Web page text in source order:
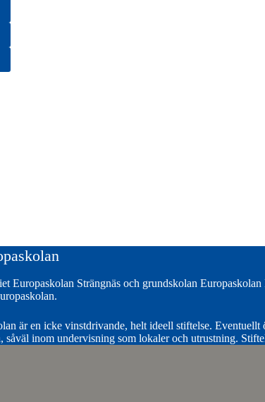
Europaskolan Strängnäs och grundskolan
är en icke vinstdrivande, helt ideell stiftelse.
såväl inom undervisning som lokaler och utrustning.